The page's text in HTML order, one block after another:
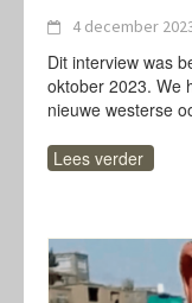
4 december
Dit interview was
oktober 2023. We
nieuwe westerse
Lees verder